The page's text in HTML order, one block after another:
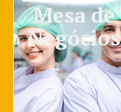
Mesa de
Negócios